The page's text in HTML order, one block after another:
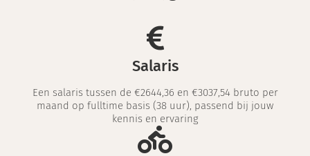
Salaris
Een salaris tussen de €2644,36 en €3037,54 bruto per
maand op fulltime basis (38 uur), passend bij jouw
kennis en ervaring